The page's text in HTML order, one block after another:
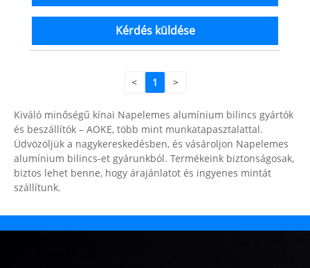
Kérdés küldése
< 1 >
Kiváló minőségű kínai Napelemes alumínium bilincs gyártók
és beszállítók – AOKE, több mint munkatapasztalattal.
Üdvözöljük a nagykereskedésben, és vásároljon Napelemes
alumínium bilincs-et gyárunkból. Termékeink biztonságosak,
biztos lehet benne, hogy árajánlatot és ingyenes mintát
szállítunk.